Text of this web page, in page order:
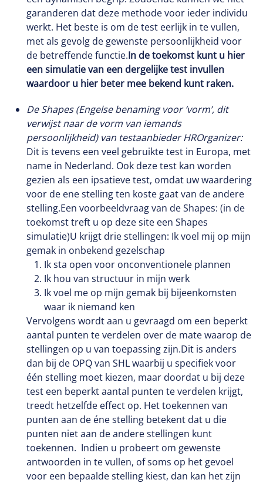
garanderen dat deze methode voor ieder individu
werkt. Het beste is om de test eerlijk in te vullen,
met als gevolg de gewenste persoonlijkheid voor
de betreffende functie.In de toekomst kunt u hier
een simulatie van een dergelijke test invullen
waardoor u hier beter mee bekend kunt raken.
De Shapes (Engelse benaming voor ‘vorm’, dit
verwijst naar de vorm van iemands
persoonlijkheid) van testaanbieder HROrganizer:
Dit is tevens een veel gebruikte test in Europa, met
name in Nederland. Ook deze test kan worden
gezien als een ipsatieve test, omdat uw waardering
voor de ene stelling ten koste gaat van de andere
stelling.Een voorbeeldvraag van de Shapes: (in de
toekomst treft u op deze site een Shapes
simulatie)U krijgt drie stellingen: Ik voel mij op mijn
gemak in onbekend gezelschap
Ik sta open voor onconventionele plannen
Ik hou van structuur in mijn werk
Ik voel me op mijn gemak bij bijeenkomsten
waar ik niemand ken
Vervolgens wordt aan u gevraagd om een beperkt
aantal punten te verdelen over de mate waarop de
stellingen op u van toepassing zijn.Dit is anders
dan bij de OPQ van SHL waarbij u specifiek voor
één stelling moet kiezen, maar doordat u bij deze
test een beperkt aantal punten te verdelen krijgt,
treedt hetzelfde effect op. Het toekennen van
punten aan de éne stelling betekent dat u die
punten niet aan de andere stellingen kunt
toekennen. Indien u probeert om gewenste
antwoorden in te vullen, of soms op het gevoel
voor een bepaalde stelling kiest, dan kan het zijn